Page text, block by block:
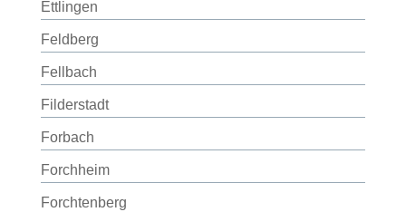
Ettlingen
Feldberg
Fellbach
Filderstadt
Forbach
Forchheim
Forchtenberg